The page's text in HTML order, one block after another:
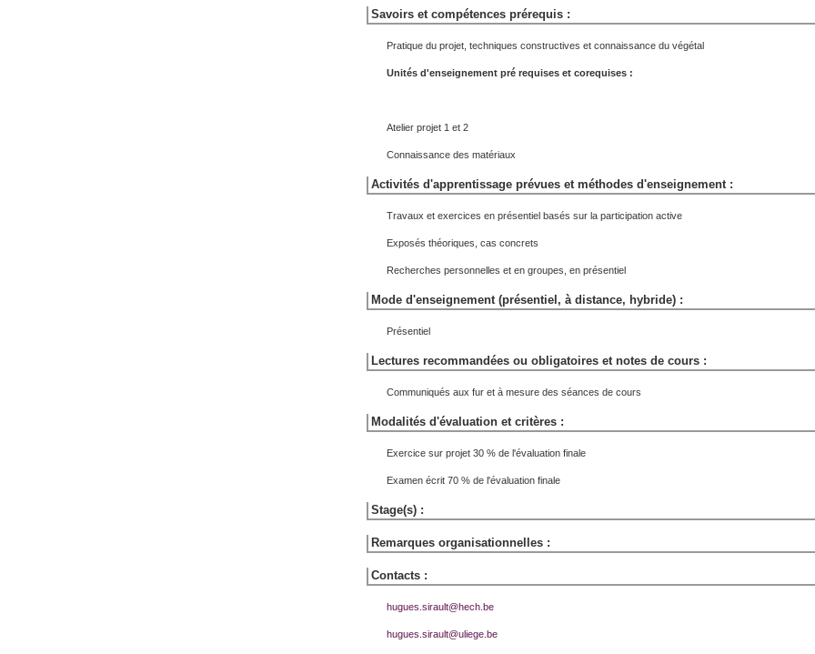
Savoirs et compétences prérequis :
Pratique du projet, techniques constructives et connaissance du végétal
Unités d'enseignement pré requises et corequises :
Atelier projet 1 et 2
Connaissance des matériaux
Activités d'apprentissage prévues et méthodes d'enseignement :
Travaux et exercices en présentiel basés sur la participation active
Exposés théoriques, cas concrets
Recherches personnelles et en groupes, en présentiel
Mode d'enseignement (présentiel, à distance, hybride) :
Présentiel
Lectures recommandées ou obligatoires et notes de cours :
Communiqués aux fur et à mesure des séances de cours
Modalités d'évaluation et critères :
Exercice sur projet 30 % de l'évaluation finale
Examen écrit 70 % de l'évaluation finale
Stage(s) :
Remarques organisationnelles :
Contacts :
hugues.sirault@hech.be
hugues.sirault@uliege.be